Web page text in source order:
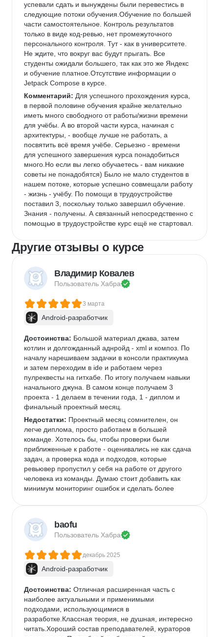
успевали сдать и вынуждены были перевестись в
следующие потоки обучения.Обучение по большей
части самостоятельное. Контроль результатов
только в виде код-ревью, нет промежуточного
персонального контроля. Тут - как в университете.
Не ждите, что вокруг вас будут прыгать. Все
студенты ожидали большего, так как это же Яндекс
и обучение платное.Отсутствие информации о
Jetpack Compose в курсе.
Комментарий: Для успешного прохождения курса,
в первой половине обучения крайне желательно
иметь много свободного от работы/жизни времени
для учёбы. А во второй части курса, начиная с
архитектуры, - вообще лучше не работать, а
посвятить всё время учёбе. Серьезно - времени
для успешного завершения курса понадобиться
много.Но если вы легко обучаетесь - вам никакие
советы не понадобятся) Было не мало студентов в
нашем потоке, которые успешно совмещали работу
- жизнь - учёбу. По помощи в трудоустройстве
поставил 3, поскольку только завершил обучение.
Знания - получены. А связанный непосредственно с
помощью в трудоустройстве курс ещё не стартовал.
Другие отзывы о курсе
Владимир Ковалев
Пользователь Хабра
3 марта
Android-разработчик
Достоинства: Большой материал джава, затем
котлин и долгожданный аднройд - xml и композ. По
началу нарешиваем задачки в консоли практикума
и затем переходим в ide и работаем через
пулреквесты на гитхабе. По итогу получаем навыки
начального джуна. В самом конце получаем 3
проекта - 1 делаем в течении года, 1 - диплом и
финальный проектный месяц.
Недостатки: Проектный месяц сомнителен, он
легче диплома, просто работаем в большей
команде. Хотелось бы, чтобы проверки были
приближенные к работе - оценивались не как сдача
задач, а проверка кода и подходов, которые
ревьювер пропустил у себя на работе от другого
человека из команды. Думаю стоит добавить как
минимум мониторинг ошибок и сделать более
кросплатформе в несколько лет, как повышения
навыков. Просто учеба идет лучше, когда тебя кто-
то пинает =) Как итог можно спокойно переписать
свои кросплатформенные проекты на натив. Что
ожидал, то и получил.
baofu
Пользователь Хабра
декабрь 2025
Android-разработчик
Достоинства: Отличная расширенная часть с
наиболее актуальными и применимыми
подходами, использующимися в
разработке.Классная теория, не душная, интересно
читать.Хороший состав преподавателей, кураторов